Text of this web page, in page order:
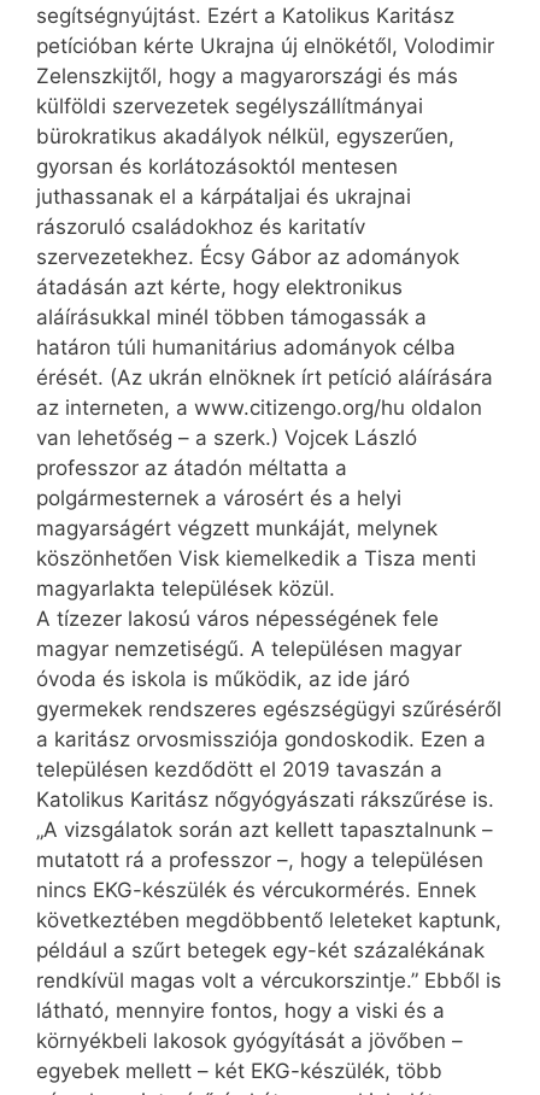
segítségnyújtást. Ezért a Katolikus Karitász
petícióban kérte Ukrajna új elnökétől, Volodimir
Zelenszkijtől, hogy a magyarországi és más
külföldi szervezetek segélyszállítmányai
bürokratikus akadályok nélkül, egyszerűen,
gyorsan és korlátozásoktól mentesen
juthassanak el a kárpátaljai és ukrajnai
rászoruló családokhoz és karitatív
szervezetekhez. Écsy Gábor az adományok
átadásán azt kérte, hogy elektronikus
aláírásukkal minél többen támogassák a
határon túli humanitárius adományok célba
érését. (Az ukrán elnöknek írt petíció aláírására
az interneten, a www.citizengo.org/hu oldalon
van lehetőség – a szerk.) Vojcek László
professzor az átadón méltatta a
polgármesternek a városért és a helyi
magyarságért végzett munkáját, melynek
köszönhetően Visk kiemelkedik a Tisza menti
magyarlakta települések közül.
A tízezer lakosú város népességének fele
magyar nemzetiségű. A településen magyar
óvoda és iskola is működik, az ide járó
gyermekek rendszeres egészségügyi szűréséről
a karitász orvosmissziója gondoskodik. Ezen a
településen kezdődött el 2019 tavaszán a
Katolikus Karitász nőgyógyászati rákszűrése is.
„A vizsgálatok során azt kellett tapasztalnunk –
mutatott rá a professzor –, hogy a településen
nincs EKG-készülék és vércukormérés. Ennek
következtében megdöbbentő leleteket kaptunk,
például a szűrt betegek egy-két százalékának
rendkívül magas volt a vércukorszintje.” Ebből is
látható, mennyire fontos, hogy a viski és a
környékbeli lakosok gyógyítását a jövőben –
egyebek mellett – két EKG-készülék, több